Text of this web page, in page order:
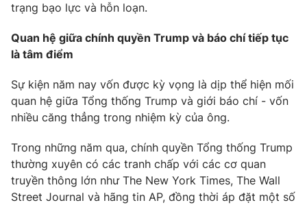
trạng bạo lực và hỗn loạn.
Quan hệ giữa chính quyền Trump và báo chí tiếp tục
là tâm điểm
Sự kiện năm nay vốn được kỳ vọng là dịp thể hiện mối
quan hệ giữa Tổng thống Trump và giới báo chí - vốn
nhiều căng thẳng trong nhiệm kỳ của ông.
Trong những năm qua, chính quyền Tổng thống Trump
thường xuyên có các tranh chấp với các cơ quan
truyền thông lớn như The New York Times, The Wall
Street Journal và hãng tin AP, đồng thời áp đặt một số